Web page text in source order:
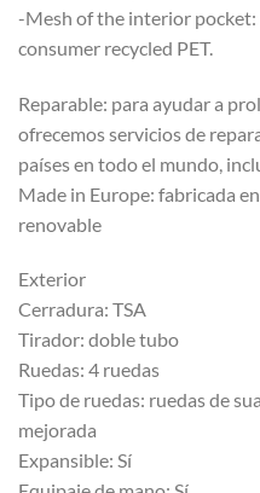
-Mesh of the interior
consumer recycled PET.
Reparable: para ayudar a
ofrecemos servicios de
países en todo el mundo,
Made in Europe: fabricada
renovable
Exterior
Cerradura: TSA
Tirador: doble tubo
Ruedas: 4 ruedas
Tipo de ruedas: ruedas de
mejorada
Expansible: Sí